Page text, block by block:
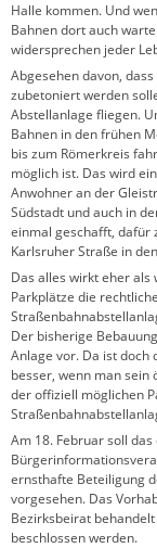
Halle kommen. Und
Bahnen dort auch
widersprechen jeder
Abgesehen davon,
zubetoniert werden
Abstellanlage fliegen.
Bahnen in den frühen
bis zum Römerkreis
möglich ist. Das wird
Anwohner an der
Südstadt und auch in
einmal geschafft, dafür
Karlsruher Straße in
Das alles wirkt eher
Parkplätze die
Der bisherige
Anlage vor. Da ist doch
besser, wenn man sein
der offiziell möglichen
Am 18. Februar soll
ernsthafte Beteiligung
vorgesehen. Das
Bezirksbeirat
beschlossen werden.